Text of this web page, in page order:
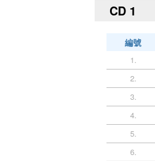
CD 1
編號
1.
2.
3.
4.
5.
6.